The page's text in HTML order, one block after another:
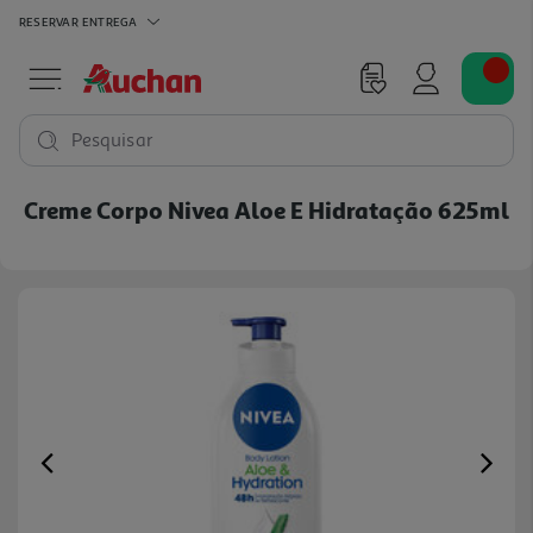
RESERVAR ENTREGA
Pesquisar
Creme Corpo Nivea Aloe E Hidratação 625ml
Previous